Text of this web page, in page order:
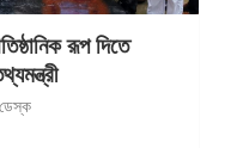
রূপ দিতে